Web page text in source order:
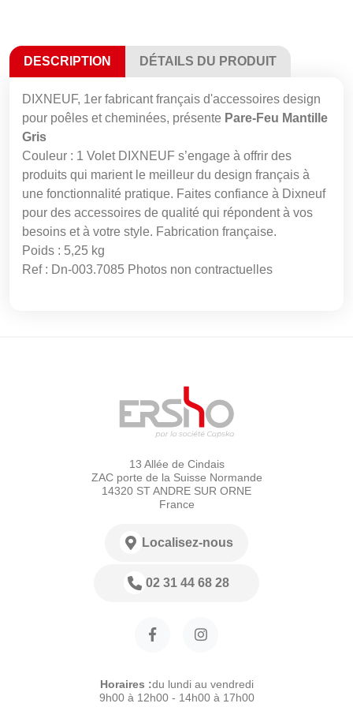
DESCRIPTION DÉTAILS DU PRODUIT
DIXNEUF, 1er fabricant français d'accessoires design
pour poêles et cheminées, présente Pare-Feu Mantille
Gris
Couleur : 1 Volet DIXNEUF s’engage à offrir des
produits qui marient le meilleur du design français à
une fonctionnalité pratique. Faites confiance à Dixneuf
pour des accessoires de qualité qui répondent à vos
besoins et à votre style. Fabrication française.
Poids : 5,25 kg
Ref : Dn-003.7085 Photos non contractuelles
13 Allée de Cindais
ZAC porte de la Suisse Normande
14320 ST ANDRE SUR ORNE
France
Localisez-nous
02 31 44 68 28
Horaires :du lundi au vendredi
9h00 à 12h00 - 14h00 à 17h00